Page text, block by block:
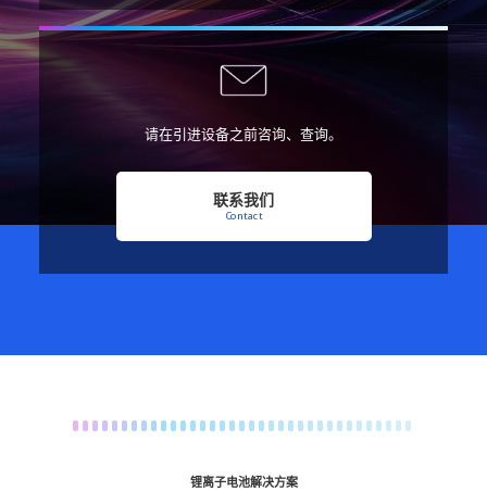
请在引进设备之前咨询、查询。
联系我们
Contact
锂离子电池解决方案